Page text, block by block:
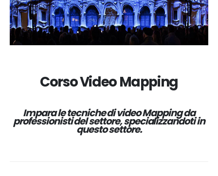
Corso Video Mapping
Impara le tecniche di video Mapping da
professionisti del settore, specializzandoti in
questo settore.